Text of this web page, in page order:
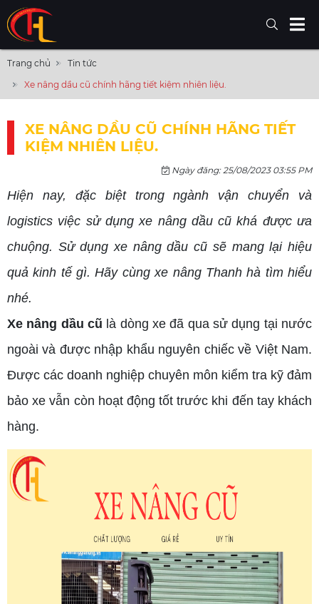
Trang chủ
Tin tức
Xe nâng dầu cũ chính hãng tiết kiệm nhiên liệu.
XE NÂNG DẦU CŨ CHÍNH HÃNG TIẾT
KIỆM NHIÊN LIỆU.
Ngày đăng: 25/08/2023 03:55 PM
Hiện nay, đặc biệt trong ngành vận chuyển và
logistics việc sử dụng xe nâng dầu cũ khá được ưa
chuộng. Sử dụng xe nâng dầu cũ sẽ mang lại hiệu
quả kinh tế gì. Hãy cùng xe nâng Thanh hà tìm hiểu
nhé.
Xe nâng dầu cũ là dòng xe đã qua sử dụng tại nước
ngoài và được nhập khẩu nguyên chiếc về Việt Nam.
Được các doanh nghiệp chuyên môn kiểm tra kỹ đảm
bảo xe vẫn còn hoạt động tốt trước khi đến tay khách
hàng.